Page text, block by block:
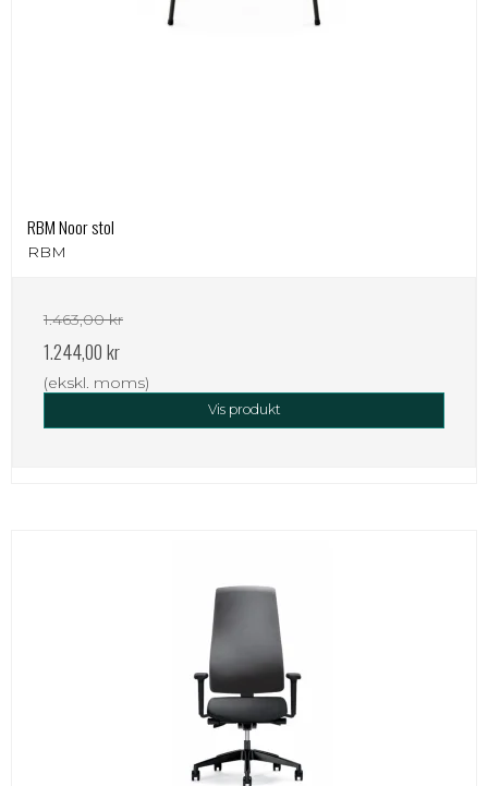
RBM Noor stol
RBM
1.463,00 kr
1.244,00 kr
(ekskl. moms)
Vis produkt